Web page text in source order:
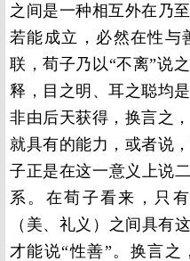
之间是一种相互外在乃
若能成立，必然在性与
联，荀子乃以“不离”说
释，目之明、耳之聪均
非由后天获得，换言之
就具有的能力，或者说
子正是在这一意义上说
系。在荀子看来，只
（美、礼义）之间具有
才能说“性善”。换言之